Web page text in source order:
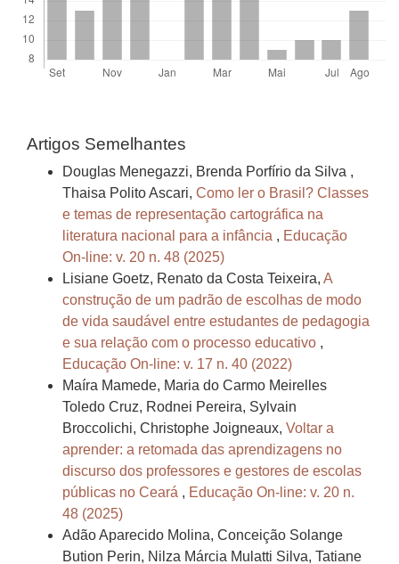
Artigos Semelhantes
Douglas Menegazzi, Brenda Porfírio da Silva ,
Thaisa Polito Ascari, Como ler o Brasil? Classes
e temas de representação cartográfica na
literatura nacional para a infância , Educação
On-line: v. 20 n. 48 (2025)
Lisiane Goetz, Renato da Costa Teixeira, A
construção de um padrão de escolhas de modo
de vida saudável entre estudantes de pedagogia
e sua relação com o processo educativo ,
Educação On-line: v. 17 n. 40 (2022)
Maíra Mamede, Maria do Carmo Meirelles
Toledo Cruz, Rodnei Pereira, Sylvain
Broccolichi, Christophe Joigneaux, Voltar a
aprender: a retomada das aprendizagens no
discurso dos professores e gestores de escolas
públicas no Ceará , Educação On-line: v. 20 n.
48 (2025)
Adão Aparecido Molina, Conceição Solange
Bution Perin, Nilza Márcia Mulatti Silva, Tatiane